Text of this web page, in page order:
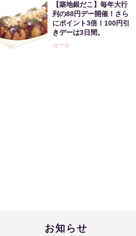
【築地銀だこ】毎年大行
列の88円デー開催！さら
にポイント3倍！100円引
きデーは3日間。
セール
お知らせ